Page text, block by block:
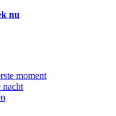
nu
moment
nacht